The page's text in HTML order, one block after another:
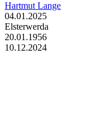
Hartmut Lange
04.01.2025
Elsterwerda
20.01.1956
10.12.2024